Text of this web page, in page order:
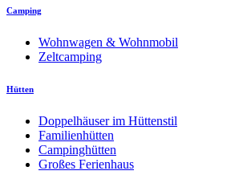
Camping
Wohnwagen & Wohnmobil
Zeltcamping
Hütten
Doppelhäuser im Hüttenstil
Familienhütten
Campinghütten
Großes Ferienhaus